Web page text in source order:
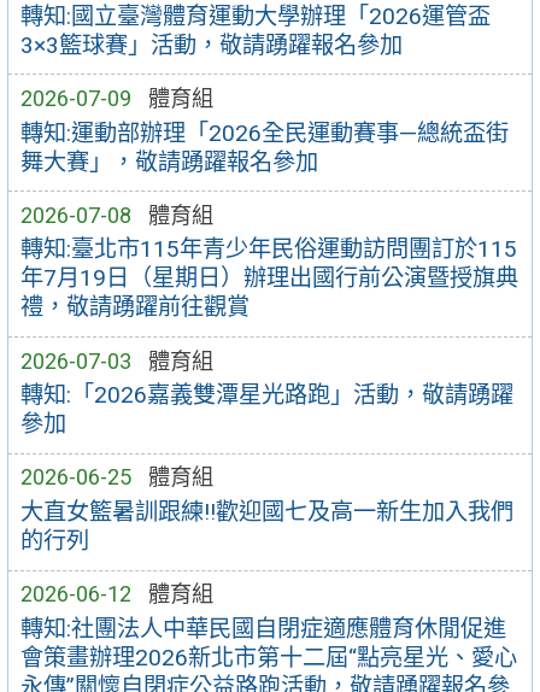
轉知:國立臺灣體育運動大學辦理「2026運管盃
3×3籃球賽」活動，敬請踴躍報名參加
2026-07-09 體育組
轉知:運動部辦理「2026全民運動賽事—總統盃街
舞大賽」，敬請踴躍報名參加
2026-07-08 體育組
轉知:臺北市115年青少年民俗運動訪問團訂於115
年7月19日（星期日）辦理出國行前公演暨授旗典
禮，敬請踴躍前往觀賞
2026-07-03 體育組
轉知:「2026嘉義雙潭星光路跑」活動，敬請踴躍
參加
2026-06-25 體育組
大直女籃暑訓跟練!!歡迎國七及高一新生加入我們
的行列
2026-06-12 體育組
轉知:社團法人中華民國自閉症適應體育休閒促進
會策畫辦理2026新北市第十二屆“點亮星光、愛心
永傳”關懷自閉症公益路跑活動，敬請踴躍報名參